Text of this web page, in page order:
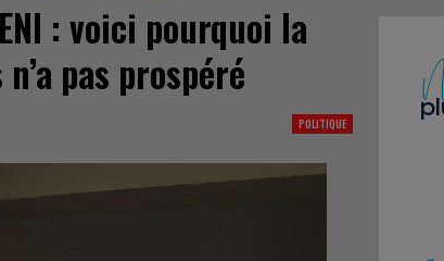
: voici pourquoi la
pas prospéré
POLITIQUE